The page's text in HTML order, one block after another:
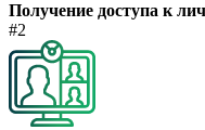
Получение доступа к
#2